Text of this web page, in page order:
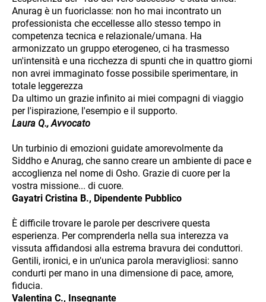
Anurag è un fuoriclasse: non ho mai incontrato un
professionista che eccellesse allo stesso tempo in
competenza tecnica e relazionale/umana. Ha
armonizzato un gruppo eterogeneo, ci ha trasmesso
un'intensità e una ricchezza di spunti che in quattro giorni
non avrei immaginato fosse possibile sperimentare, in
totale leggerezza
Da ultimo un grazie infinito ai miei compagni di viaggio
per l'ispirazione, l'esempio e il supporto.
Laura Q., Avvocato
Un turbinio di emozioni guidate amorevolmente da
Siddho e Anurag, che sanno creare un ambiente di pace e
accoglienza nel nome di Osho. Grazie di cuore per la
vostra missione... di cuore.
Gayatri Cristina B., Dipendente Pubblico
È difficile trovare le parole per descrivere questa
esperienza. Per comprenderla nella sua interezza va
vissuta affidandosi alla estrema bravura dei conduttori.
Gentili, ironici, e in un'unica parola meravigliosi: sanno
condurti per mano in una dimensione di pace, amore,
fiducia.
Valentina C., Insegnante